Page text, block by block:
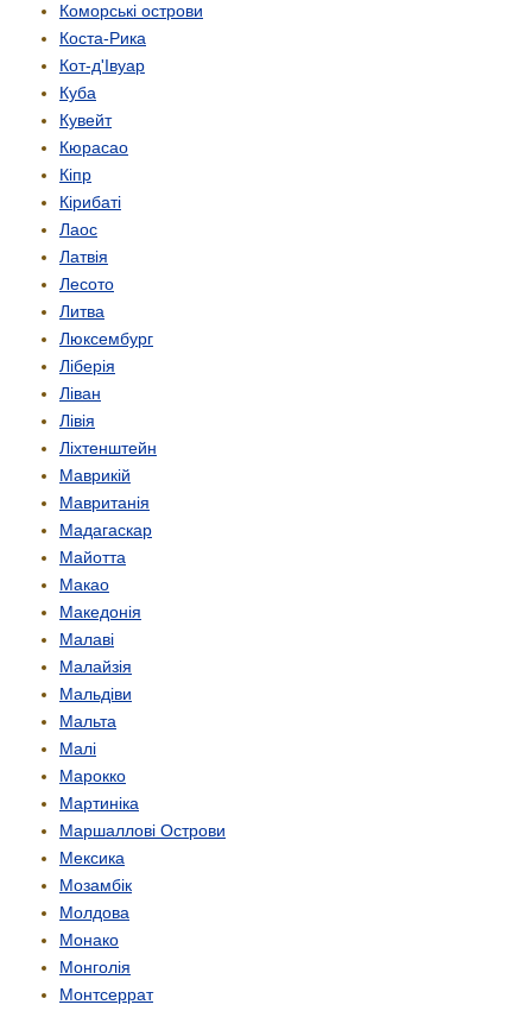
Коморські острови
Коста-Рика
Кот-д'Івуар
Куба
Кувейт
Кюрасао
Кіпр
Кірибаті
Лаос
Латвія
Лесото
Литва
Люксембург
Ліберія
Ліван
Лівія
Ліхтенштейн
Маврикій
Мавританія
Мадагаскар
Майотта
Макао
Македонія
Малаві
Малайзія
Мальдіви
Мальта
Малі
Марокко
Мартиніка
Маршаллові Острови
Мексика
Мозамбік
Молдова
Монако
Монголія
Монтсеррат